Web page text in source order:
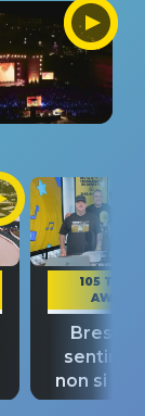
105 TAKE
AWAY
Bresh:
non si
fino alla